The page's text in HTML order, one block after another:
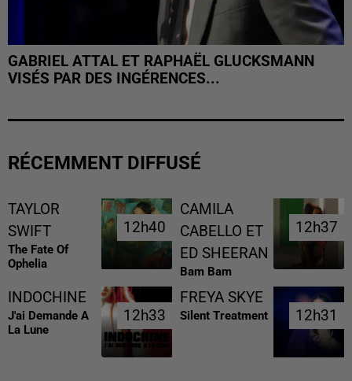
GABRIEL ATTAL ET RAPHAËL GLUCKSMANN
VISÉS PAR DES INGÉRENCES...
RÉCEMMENT DIFFUSÉ
TAYLOR
SWIFT
The Fate Of
Ophelia
12h40
12h40
CAMILA
CABELLO ET
ED SHEERAN
Bam Bam
12h37
12h37
INDOCHINE
J'ai Demande A
La Lune
12h33
12h33
FREYA SKYE
Silent Treatment 12h31
12h31